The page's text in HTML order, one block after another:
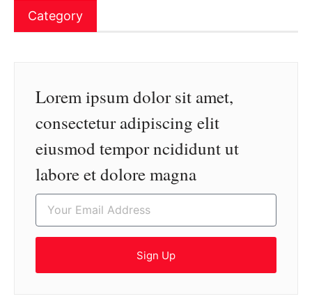
Category
Lorem ipsum dolor sit amet,
consectetur adipiscing elit
eiusmod tempor ncididunt ut
labore et dolore magna
Sign Up